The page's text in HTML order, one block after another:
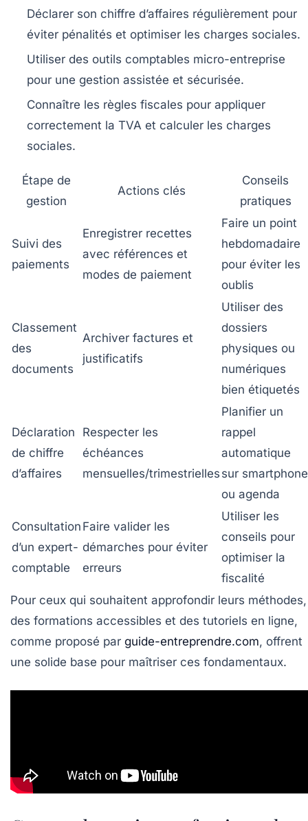
Déclarer son chiffre d’affaires régulièrement pour
éviter pénalités et optimiser les charges sociales.
Utiliser des outils comptables micro-entreprise
pour une gestion assistée et sécurisée.
Connaître les règles fiscales pour appliquer
correctement la TVA et calculer les charges
sociales.
Étape de
gestion
Actions clés
Conseils
pratiques
Suivi des
paiements
Enregistrer recettes
avec références et
modes de paiement
Faire un point
hebdomadaire
pour éviter les
oublis
Classement
des
documents
Archiver factures et
justificatifs
Utiliser des
dossiers
physiques ou
numériques
bien étiquetés
Déclaration
de chiffre
d’affaires
Respecter les
échéances
mensuelles/trimestrielles
Planifier un
rappel
automatique
sur smartphone
ou agenda
Consultation
d’un expert-
comptable
Faire valider les
démarches pour éviter
erreurs
Utiliser les
conseils pour
optimiser la
fiscalité
Pour ceux qui souhaitent approfondir leurs méthodes,
des formations accessibles et des tutoriels en ligne,
comme proposé par guide-entreprendre.com, offrent
une solide base pour maîtriser ces fondamentaux.